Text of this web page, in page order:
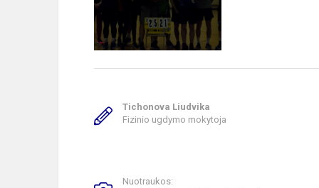
Tichonova Liudvika
Fizinio ugdymo mokytoja
Nuotraukos: